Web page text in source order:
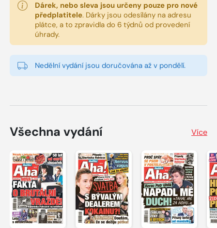
Dárek, nebo sleva jsou určeny pouze pro nové
předplatitele. Dárky jsou odesílány na adresu
plátce, a to zpravidla do 6 týdnů od provedení
úhrady.
Nedělní vydání jsou doručována až v pondělí.
Všechna vydání Více